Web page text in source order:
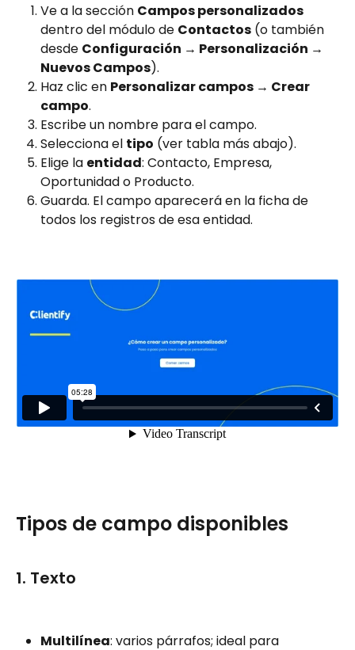
Ve a la sección Campos personalizados
dentro del módulo de Contactos (o también
desde Configuración → Personalización →
Nuevos Campos).
Haz clic en Personalizar campos → Crear
campo.
Escribe un nombre para el campo.
Selecciona el tipo (ver tabla más abajo).
Elige la entidad: Contacto, Empresa,
Oportunidad o Producto.
Guarda. El campo aparecerá en la ficha de
todos los registros de esa entidad.
Tipos de campo disponibles
1. Texto
Multilínea: varios párrafos; ideal para